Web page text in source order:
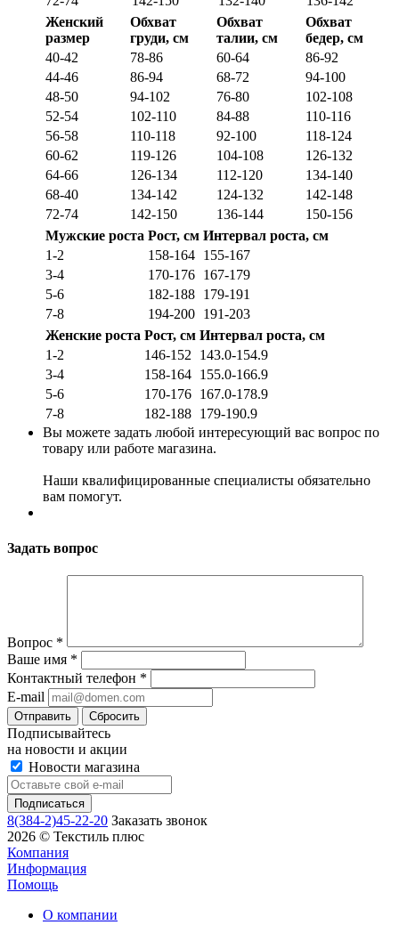
Женский
размер
Обхват
груди, см
Обхват
талии, см
Обхват
бедер, см
40-42
78-86 60-64
86-92
44-46
86-94 68-72
94-100
48-50
94-102 76-80
102-108
52-54
102-110 84-88
110-116
56-58
110-118 92-100
118-124
60-62
119-126 104-108
126-132
64-66
126-134 112-120
134-140
68-40
134-142 124-132
142-148
72-74
142-150 136-144
150-156
Мужские роста Рост, см Интервал роста, см
1-2
158-164 155-167
3-4
170-176 167-179
5-6
182-188 179-191
7-8
194-200 191-203
Женские роста Рост, см Интервал роста, см
1-2
146-152 143.0-154.9
3-4
158-164 155.0-166.9
5-6
170-176 167.0-178.9
7-8
182-188 179-190.9
Вы можете задать любой интересующий вас вопрос по
товару или работе магазина.
Наши квалифицированные специалисты обязательно
вам помогут.
Задать вопрос
Вопрос *
Ваше имя *
Контактный телефон *
E-mail
Сбросить
Подписывайтесь
на новости и акции
Новости магазина
8(384-2)45-22-20 Заказать звонок
2026 © Текстиль плюс
Компания
Информация
Помощь
О компании